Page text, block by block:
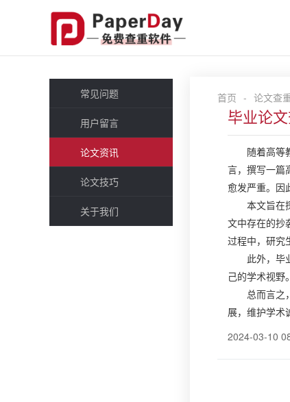
常见问题
用户留言
论文资讯
论文技巧
关于我们
首页 - 论文查
毕业论
随着高等
言，撰写一篇
愈发严重。因
本文旨在
文中存在的抄
过程中，研究
此外，毕
己的学术视野
总而言之
展，维护学术
2024-03-10